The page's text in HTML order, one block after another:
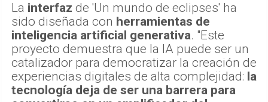
La interfaz de 'Un mundo de eclipses' ha
sido diseñada con herramientas de
inteligencia artificial generativa. "Este
proyecto demuestra que la IA puede ser un
catalizador para democratizar la creación de
experiencias digitales de alta complejidad: la
tecnología deja de ser una barrera para